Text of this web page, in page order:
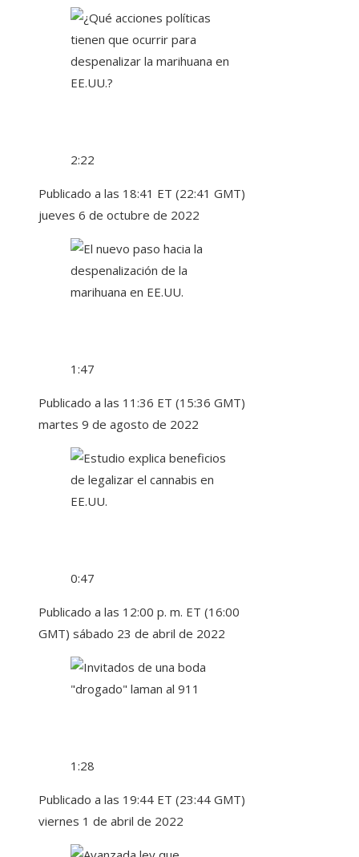
2:22
Publicado a las 18:41 ET (22:41 GMT)
jueves 6 de octubre de 2022
1:47
Publicado a las 11:36 ET (15:36 GMT)
martes 9 de agosto de 2022
0:47
Publicado a las 12:00 p. m. ET (16:00
GMT) sábado 23 de abril de 2022
1:28
Publicado a las 19:44 ET (23:44 GMT)
viernes 1 de abril de 2022